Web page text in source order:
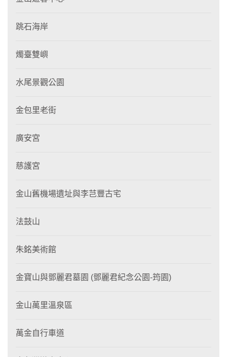
跳石海岸
燭臺雙嶼
水尾景觀公園
金包里老街
廣安宮
慈護宮
金山舊機場遺址與李芑豐古宅
法鼓山
朱銘美術館
金寶山與鄧麗君墓園 (鄧麗君紀念公園-筠園)
金山萬里溫泉區
萬金自行車道